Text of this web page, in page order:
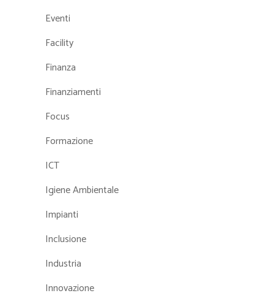
Eventi
Facility
Finanza
Finanziamenti
Focus
Formazione
ICT
Igiene Ambientale
Impianti
Inclusione
Industria
Innovazione